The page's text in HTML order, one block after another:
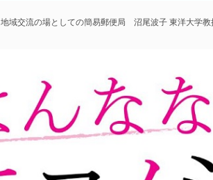
地域交流の場としての簡易郵便局 沼尾波子 東洋大学